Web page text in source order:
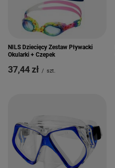
NILS Dziecięcy Zestaw Pływacki
Okularki + Czepek
37,44 zł / szt.